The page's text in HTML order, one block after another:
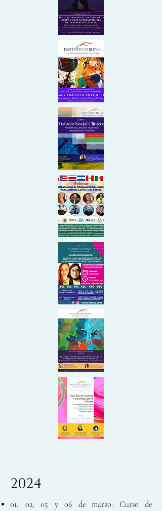
2024
01, 02, 05 y 06 de marzo: Curso de